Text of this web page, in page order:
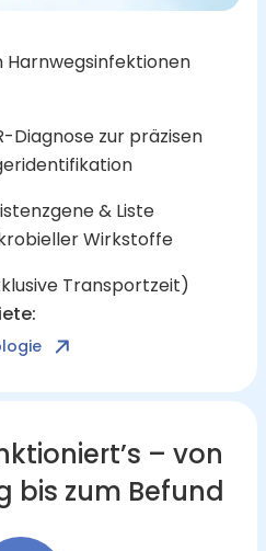
Harnwegsinfektionen
Diagnose zur präzisen
& Liste
Wirkstoffe
Transportzeit)
:
– von
bis zum Befund